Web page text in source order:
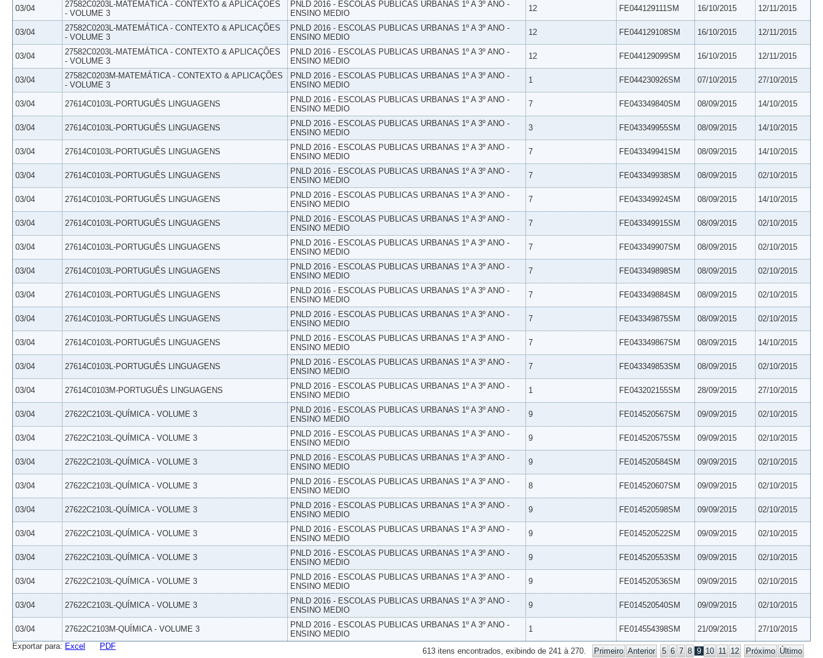
03/04
27582C0203L-MATEMÁTICA - CONTEXTO & APLICAÇÕES
- VOLUME 3
PNLD 2016 - ESCOLAS PUBLICAS URBANAS 1º A 3º ANO -
ENSINO MEDIO
12 FE044129111SM 16/10/2015 12/11/2015
03/04
27582C0203L-MATEMÁTICA - CONTEXTO & APLICAÇÕES
- VOLUME 3
PNLD 2016 - ESCOLAS PUBLICAS URBANAS 1º A 3º ANO -
ENSINO MEDIO
12 FE044129108SM 16/10/2015 12/11/2015
03/04
27582C0203L-MATEMÁTICA - CONTEXTO & APLICAÇÕES
- VOLUME 3
PNLD 2016 - ESCOLAS PUBLICAS URBANAS 1º A 3º ANO -
ENSINO MEDIO
12 FE044129099SM 16/10/2015 12/11/2015
03/04
27582C0203M-MATEMÁTICA - CONTEXTO & APLICAÇÕES
- VOLUME 3
PNLD 2016 - ESCOLAS PUBLICAS URBANAS 1º A 3º ANO -
ENSINO MEDIO
1 FE044230926SM 07/10/2015 27/10/2015
03/04 27614C0103L-PORTUGUÊS LINGUAGENS
PNLD 2016 - ESCOLAS PUBLICAS URBANAS 1º A 3º ANO -
ENSINO MEDIO
7 FE043349840SM 08/09/2015 14/10/2015
03/04 27614C0103L-PORTUGUÊS LINGUAGENS
PNLD 2016 - ESCOLAS PUBLICAS URBANAS 1º A 3º ANO -
ENSINO MEDIO
3 FE043349955SM 08/09/2015 14/10/2015
03/04 27614C0103L-PORTUGUÊS LINGUAGENS
PNLD 2016 - ESCOLAS PUBLICAS URBANAS 1º A 3º ANO -
ENSINO MEDIO
7 FE043349941SM 08/09/2015 14/10/2015
03/04 27614C0103L-PORTUGUÊS LINGUAGENS
PNLD 2016 - ESCOLAS PUBLICAS URBANAS 1º A 3º ANO -
ENSINO MEDIO
7 FE043349938SM 08/09/2015 02/10/2015
03/04 27614C0103L-PORTUGUÊS LINGUAGENS
PNLD 2016 - ESCOLAS PUBLICAS URBANAS 1º A 3º ANO -
ENSINO MEDIO
7 FE043349924SM 08/09/2015 14/10/2015
03/04 27614C0103L-PORTUGUÊS LINGUAGENS
PNLD 2016 - ESCOLAS PUBLICAS URBANAS 1º A 3º ANO -
ENSINO MEDIO
7 FE043349915SM 08/09/2015 02/10/2015
03/04 27614C0103L-PORTUGUÊS LINGUAGENS
PNLD 2016 - ESCOLAS PUBLICAS URBANAS 1º A 3º ANO -
ENSINO MEDIO
7 FE043349907SM 08/09/2015 02/10/2015
03/04 27614C0103L-PORTUGUÊS LINGUAGENS
PNLD 2016 - ESCOLAS PUBLICAS URBANAS 1º A 3º ANO -
ENSINO MEDIO
7 FE043349898SM 08/09/2015 02/10/2015
03/04 27614C0103L-PORTUGUÊS LINGUAGENS
PNLD 2016 - ESCOLAS PUBLICAS URBANAS 1º A 3º ANO -
ENSINO MEDIO
7 FE043349884SM 08/09/2015 02/10/2015
03/04 27614C0103L-PORTUGUÊS LINGUAGENS
PNLD 2016 - ESCOLAS PUBLICAS URBANAS 1º A 3º ANO -
ENSINO MEDIO
7 FE043349875SM 08/09/2015 02/10/2015
03/04 27614C0103L-PORTUGUÊS LINGUAGENS
PNLD 2016 - ESCOLAS PUBLICAS URBANAS 1º A 3º ANO -
ENSINO MEDIO
7 FE043349867SM 08/09/2015 14/10/2015
03/04 27614C0103L-PORTUGUÊS LINGUAGENS
PNLD 2016 - ESCOLAS PUBLICAS URBANAS 1º A 3º ANO -
ENSINO MEDIO
7 FE043349853SM 08/09/2015 02/10/2015
03/04 27614C0103M-PORTUGUÊS LINGUAGENS
PNLD 2016 - ESCOLAS PUBLICAS URBANAS 1º A 3º ANO -
ENSINO MEDIO
1 FE043202155SM 28/09/2015 27/10/2015
03/04 27622C2103L-QUÍMICA - VOLUME 3
PNLD 2016 - ESCOLAS PUBLICAS URBANAS 1º A 3º ANO -
ENSINO MEDIO
9 FE014520567SM 09/09/2015 02/10/2015
03/04 27622C2103L-QUÍMICA - VOLUME 3
PNLD 2016 - ESCOLAS PUBLICAS URBANAS 1º A 3º ANO -
ENSINO MEDIO
9 FE014520575SM 09/09/2015 02/10/2015
03/04 27622C2103L-QUÍMICA - VOLUME 3
PNLD 2016 - ESCOLAS PUBLICAS URBANAS 1º A 3º ANO -
ENSINO MEDIO
9 FE014520584SM 09/09/2015 02/10/2015
03/04 27622C2103L-QUÍMICA - VOLUME 3
PNLD 2016 - ESCOLAS PUBLICAS URBANAS 1º A 3º ANO -
ENSINO MEDIO
8 FE014520607SM 09/09/2015 02/10/2015
03/04 27622C2103L-QUÍMICA - VOLUME 3
PNLD 2016 - ESCOLAS PUBLICAS URBANAS 1º A 3º ANO -
ENSINO MEDIO
9 FE014520598SM 09/09/2015 02/10/2015
03/04 27622C2103L-QUÍMICA - VOLUME 3
PNLD 2016 - ESCOLAS PUBLICAS URBANAS 1º A 3º ANO -
ENSINO MEDIO
9 FE014520522SM 09/09/2015 02/10/2015
03/04 27622C2103L-QUÍMICA - VOLUME 3
PNLD 2016 - ESCOLAS PUBLICAS URBANAS 1º A 3º ANO -
ENSINO MEDIO
9 FE014520553SM 09/09/2015 02/10/2015
03/04 27622C2103L-QUÍMICA - VOLUME 3
PNLD 2016 - ESCOLAS PUBLICAS URBANAS 1º A 3º ANO -
ENSINO MEDIO
9 FE014520536SM 09/09/2015 02/10/2015
03/04 27622C2103L-QUÍMICA - VOLUME 3
PNLD 2016 - ESCOLAS PUBLICAS URBANAS 1º A 3º ANO -
ENSINO MEDIO
9 FE014520540SM 09/09/2015 02/10/2015
03/04 27622C2103M-QUÍMICA - VOLUME 3
PNLD 2016 - ESCOLAS PUBLICAS URBANAS 1º A 3º ANO -
ENSINO MEDIO
1 FE014554398SM 21/09/2015 27/10/2015
613 itens encontrados, exibindo de 241 à 270. Primeiro Anterior 5 6 7 8 9 10 11 12 Próximo Último
Exportar para: Excel PDF